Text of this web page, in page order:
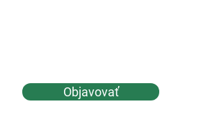
Objavovať